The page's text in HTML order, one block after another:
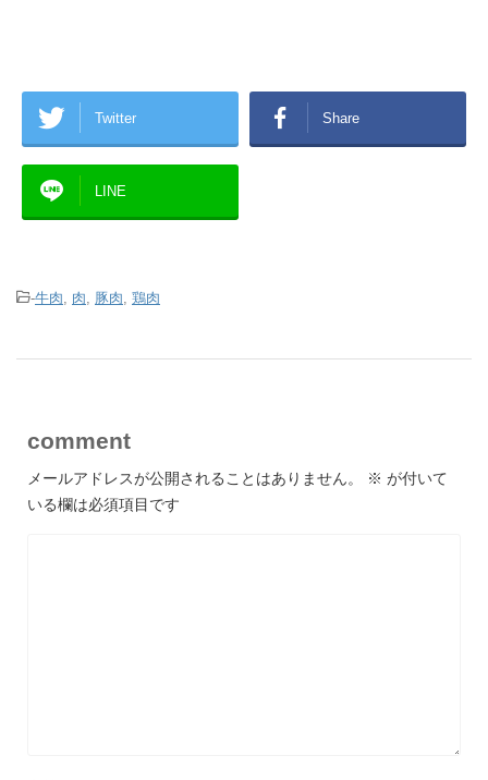
Twitter Share
LINE
-牛肉 肉 豚肉 鶏肉
comment
メールアドレスが公開されることはありません。 ※ が付いて
いる欄は必須項目です